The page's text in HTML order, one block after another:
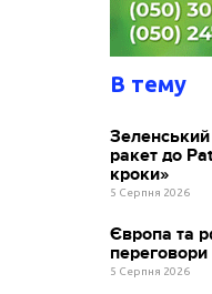
В тему
ракет до
кроки»
5 Серпня 2026
Європа та
5 Серпня 2026